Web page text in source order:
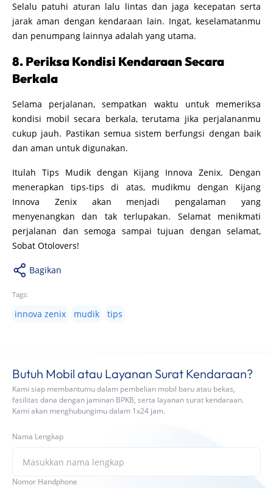
Selalu patuhi aturan lalu lintas dan jaga kecepatan serta
jarak aman dengan kendaraan lain. Ingat, keselamatanmu
dan penumpang lainnya adalah yang utama.
8. Periksa Kondisi Kendaraan Secara
Berkala
Selama perjalanan, sempatkan waktu untuk memeriksa
kondisi mobil secara berkala, terutama jika perjalananmu
cukup jauh. Pastikan semua sistem berfungsi dengan baik
dan aman untuk digunakan.
Itulah Tips Mudik dengan Kijang Innova Zenix. Dengan
menerapkan tips-tips di atas, mudikmu dengan Kijang
Innova Zenix akan menjadi pengalaman yang
menyenangkan dan tak terlupakan. Selamat menikmati
perjalanan dan semoga sampai tujuan dengan selamat,
Sobat Otolovers!
Bagikan
Tags:
innova zenix mudik tips
Butuh Mobil atau Layanan Surat Kendaraan?
Kami siap membantumu dalam pembelian mobil baru atau bekas,
fasilitas dana dengan jaminan BPKB, serta layanan surat kendaraan.
Kami akan menghubungimu dalam 1x24 jam.
Nama Lengkap
Nomor Handphone